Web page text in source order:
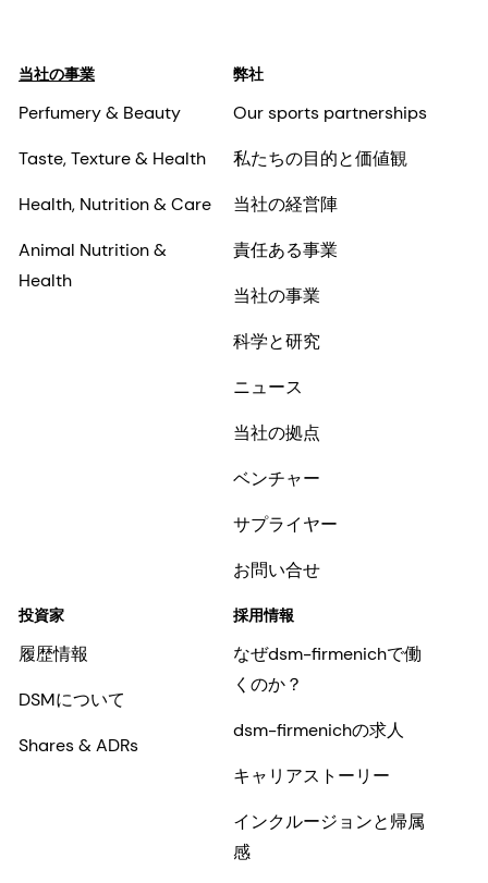
当社の事業
Perfumery & Beauty
Taste, Texture & Health
Health, Nutrition & Care
Animal Nutrition &
Health
弊社
Our sports partnerships
私たちの目的と価値観
当社の経営陣
責任ある事業
当社の事業
科学と研究
ニュース
当社の拠点
ベンチャー
サプライヤー
お問い合せ
投資家
履歴情報
DSMについて
Shares & ADRs
採用情報
なぜdsm-firmenichで働
くのか？
dsm-firmenichの求人
キャリアストーリー
インクルージョンと帰属
感